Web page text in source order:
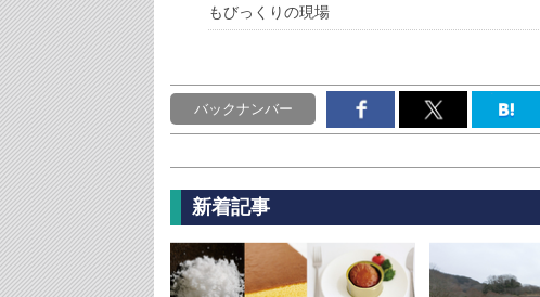
もびっくりの現場
バックナンバー
新着記事